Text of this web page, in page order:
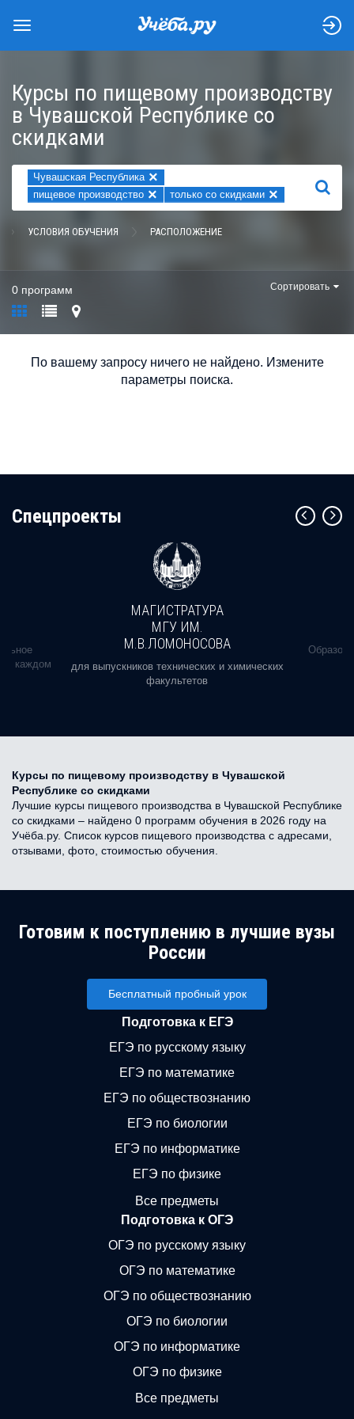
Курсы по пищевому производству
в Чувашской Республике со
скидками
Чувашская Республика ×
пищевое производство × только со скидками × НАЙТИ
УСЛОВИЯ ОБУЧЕНИЯ РАСПОЛОЖЕНИЕ
0 программ Сортировать
По вашему запросу ничего не найдено. Измените
параметры поиска.
Cпецпроекты
в каждом
МАГИСТРАТУРА
МГУ ИМ.
М.В.ЛОМОНОСОВА
для выпускников технических и химических
факультетов
Курсы по пищевому производству в Чувашской
Республике со скидками
Лучшие курсы пищевого производства в Чувашской Республике
со скидками – найдено 0 программ обучения в 2026 году на
Учёба.ру. Список курсов пищевого производства с адресами,
отзывами, фото, стоимостью обучения.
Готовим к поступлению в лучшие вузы
России
Бесплатный пробный урок
Подготовка к ЕГЭ
ЕГЭ по русскому языку
ЕГЭ по математике
ЕГЭ по обществознанию
ЕГЭ по биологии
ЕГЭ по информатике
ЕГЭ по физике
Все предметы
Подготовка к ОГЭ
ОГЭ по русскому языку
ОГЭ по математике
ОГЭ по обществознанию
ОГЭ по биологии
ОГЭ по информатике
ОГЭ по физике
Все предметы